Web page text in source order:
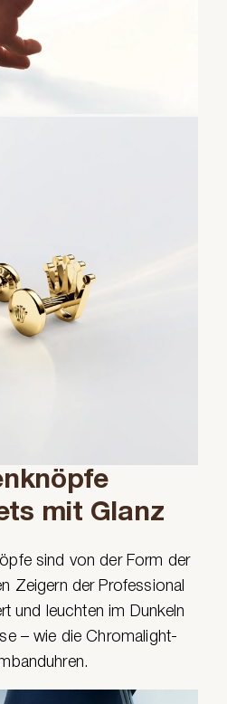
mit Glanz
sind von der Form der
Zeigern der Professional
und leuchten im Dunkeln
– wie die Chromalight-